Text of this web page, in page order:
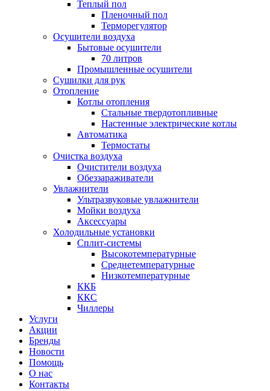
Теплый пол
Пленочный пол
Терморегулятор
Осушители воздуха
Бытовые осушители
70 литров
Промышленные осушители
Сушилки для рук
Отопление
Котлы отопления
Стальные твердотопливные
Настенные электрические котлы
Автоматика
Термостаты
Очистка воздуха
Очистители воздуха
Обеззараживатели
Увлажнители
Ультразвуковые увлажнители
Мойки воздуха
Аксессуары
Холодильные установки
Сплит-системы
Высокотемпературные
Среднетемпературные
Низкотемпературные
ККБ
ККС
Чиллеры
Услуги
Акции
Бренды
Новости
Помощь
О нас
Контакты